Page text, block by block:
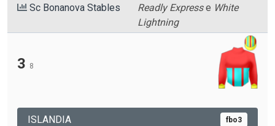
Sc Bonanova Stables Readly Expresse White
Lightning
3 8
ISLANDIA fbo3